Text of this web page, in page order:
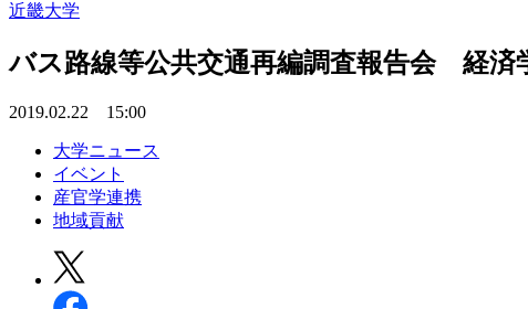
近畿大学
バス路線等公共交通再編調査報告会 経
2019.02.22 15:00
大学ニュース
イベント
産官学連携
地域貢献